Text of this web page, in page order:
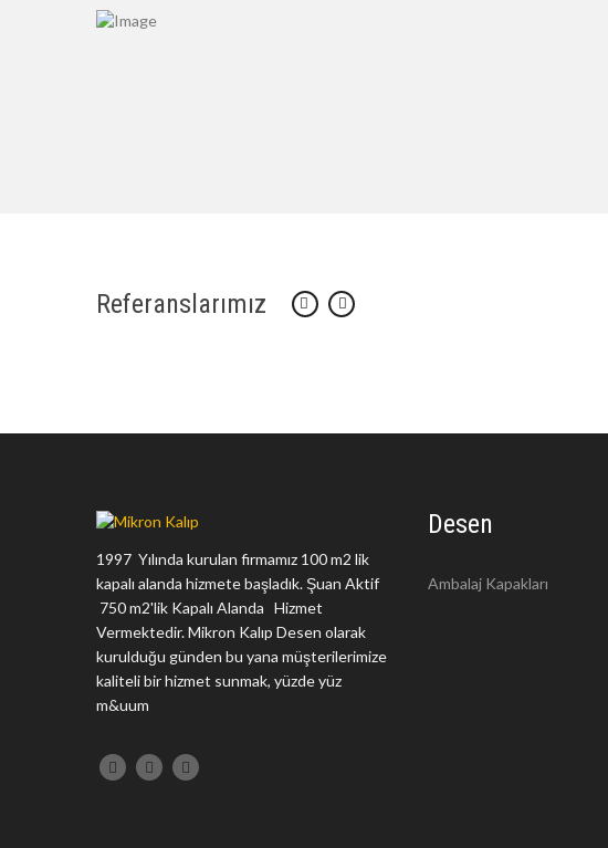
Referanslarımız
1997 Yılında kurulan firmamız 100 m2 lik
kapalı alanda hizmete başladık. Şuan Aktif
750 m2'lik Kapalı Alanda Hizmet
Vermektedir. Mikron Kalıp Desen olarak
kurulduğu günden bu yana müşterilerimize
kaliteli bir hizmet sunmak, yüzde yüz
m&uum
Desen
Ambalaj Kapakları